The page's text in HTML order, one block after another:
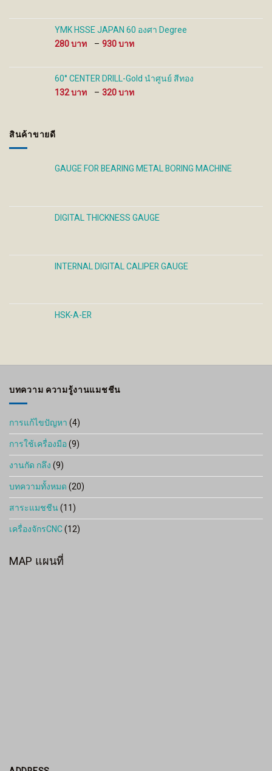
100 ฿
through
YMK HSSE JAPAN 60 องศา Degree
280
– 930
280 ฿
through
930 ฿
60° CENTER DRILL-Gold นำศูนย์ สีทอง
132
– 320
สินค้าขายดี
GAUGE FOR BEARING METAL BORING MACHINE
DIGITAL THICKNESS GAUGE
INTERNAL DIGITAL CALIPER GAUGE
HSK-A-ER
บทความ ความรู้งานแมชชีน
การแก้ไขปัญหา(4)
การใช้เครื่องมือ(9)
งานกัด กลึง(9)
บทความทั้งหมด(20)
สาระแมชชีน(11)
เครื่องจักรCNC(12)
MAP แผนที่